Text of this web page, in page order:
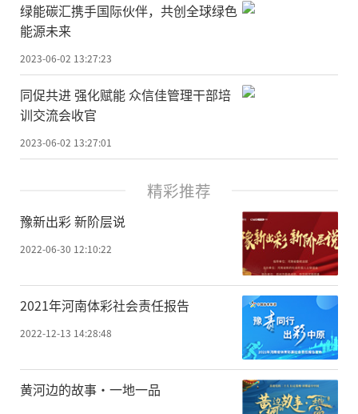
绿能碳汇携手国际伙伴，共创全球绿色
能源未来
2023-06-02 13:27:23
同促共进 强化赋能 众信佳管理干部培
训交流会收官
2023-06-02 13:27:01
精彩推荐
豫新出彩 新阶层说
2022-06-30 12:10:22
2021年河南体彩社会责任报告
2022-12-13 14:28:48
黄河边的故事·一地一品